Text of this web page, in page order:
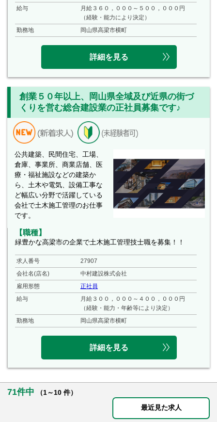
給与
月給３６０，０００～５００，０００円
（経験・能力により決定）
勤務地
岡山県高梁市横町
詳細を見る
創業５０年以上、岡山県全域及び近県の街づ
くりを営む総合建設業の正社員募集です♪
公共建築、民間住宅、工場、
倉庫、事業所、商業店舗、医
療・福祉施設などの建築か
ら、土木や電気、設備工事な
ど幅広い分野で活躍している
会社で土木施工管理のお仕事
です。
【職種】
緑豊かな高梁市の企業で土木施工管理技士職を募集！！
求人番号
27907
会社名(店名)
中村建設株式会社
雇用形態
正社員
給与
月給３００，０００～４００，０００円
（経験・能力・年齢等により決定）
勤務地
岡山県高梁市横町
詳細を見る
71件中
（1～10 件）
最近見た求人